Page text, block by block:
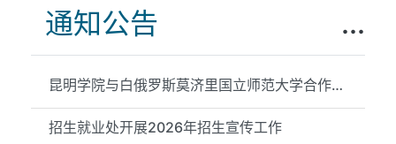
通知公告 ...
昆明学院与白俄罗斯莫济里国立师范大学合作举办物理学专业本科教...
招生就业处开展2026年招生宣传工作